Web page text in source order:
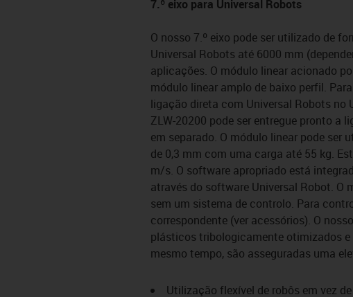
7.º eixo para Universal Robots
O nosso 7.º eixo pode ser utilizado de
Universal Robots até 6000 mm
aplicações. O módulo linear acionado
módulo linear amplo de baixo perfil.
ligação direta com Universal Robots no
ZLW-20200 pode ser entregue pronto a
em separado. O módulo linear pode
de 0,3 mm com uma carga até 55 kg.
m/s. O software apropriado está
através do software Universal Robot. O
sem um sistema de controlo. Para
correspondente (ver acessórios). O
plásticos tribologicamente otimizados
mesmo tempo, são asseguradas uma
Utilização flexível de robôs em vez